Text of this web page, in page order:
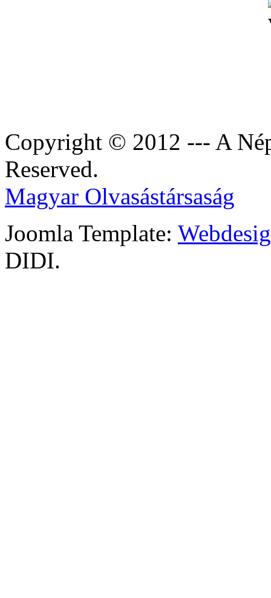
Copyright © 2012 --- A
Reserved.
Magyar Olvasástársaság
Joomla Template:
DIDI.